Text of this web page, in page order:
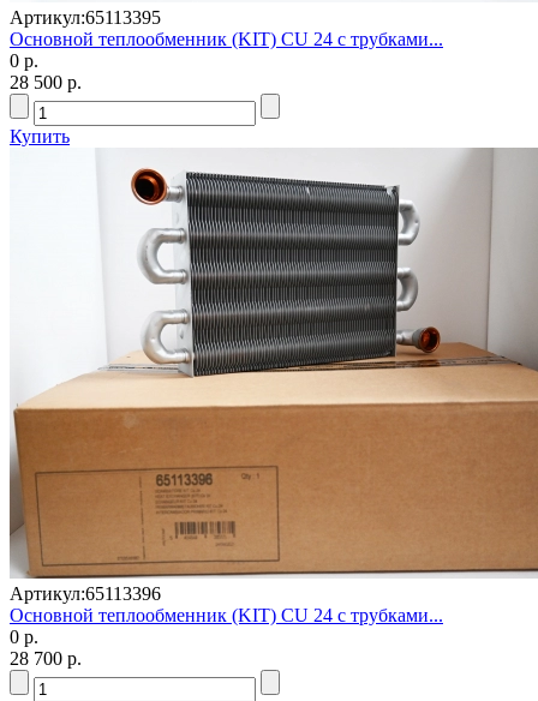
Артикул:65113395
Основной теплообменник (KIT) CU 24 с трубками...
0 р.
28 500 р.
Купить
Артикул:65113396
Основной теплообменник (KIT) CU 24 с трубками...
0 р.
28 700 р.